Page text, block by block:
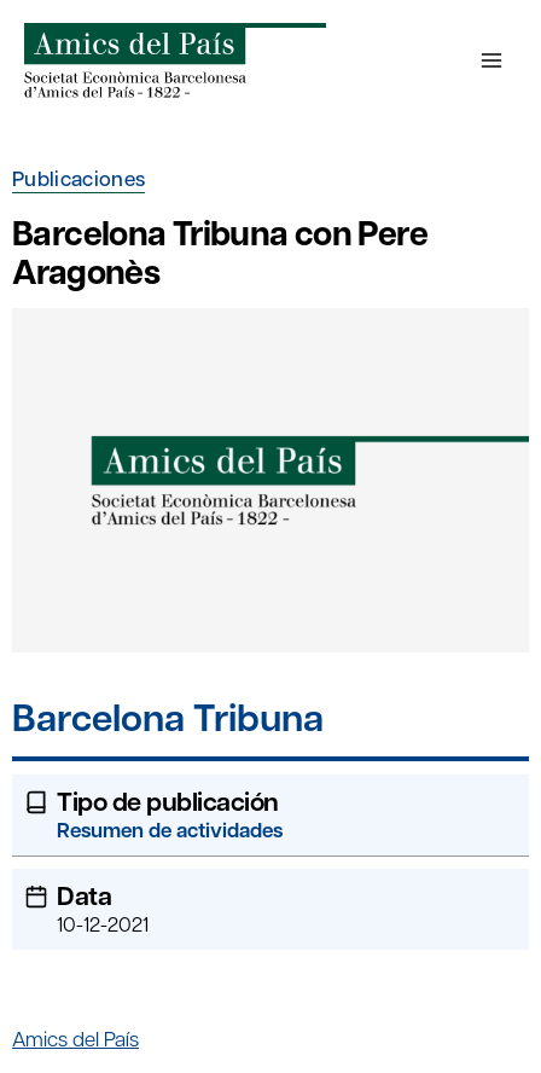
contenido
Publicaciones
Barcelona Tribuna con Pere
Aragonès
Barcelona Tribuna
Tipo de publicación
Resumen de actividades
Data
10-12-2021
Amics del País